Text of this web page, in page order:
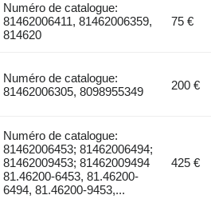
Numéro de catalogue:
81462006411, 81462006359,
814620
75 €
Numéro de catalogue:
81462006305, 8098955349
200 €
Numéro de catalogue:
81462006453; 81462006494;
81462009453; 81462009494
81.46200-6453, 81.46200-
6494, 81.46200-9453,...
425 €